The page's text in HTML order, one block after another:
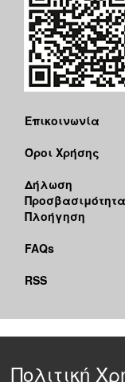
Επικοινωνία
Όροι Χρήσης
Δήλωση
Πλοήγηση
FAQs
RSS
Πολιτική